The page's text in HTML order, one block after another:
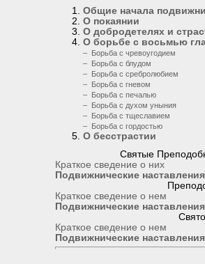
Общие начала
О покаянии
О добродетелях и
О борьбе с восьмью
– Борьба с чревоугодием
– Борьба с блудом
– Борьба с сребролюбием
– Борьба с гневом
– Борьба с печалью
– Борьба с духом уныния
– Борьба с тщеславием
– Борьба с гордостью
О бесстрастии
Святые
Краткое сведение о них
Подвижнические наставления
Краткое сведение о нем
Подвижнические наставления
Краткое сведение о нем
Подвижнические наставления